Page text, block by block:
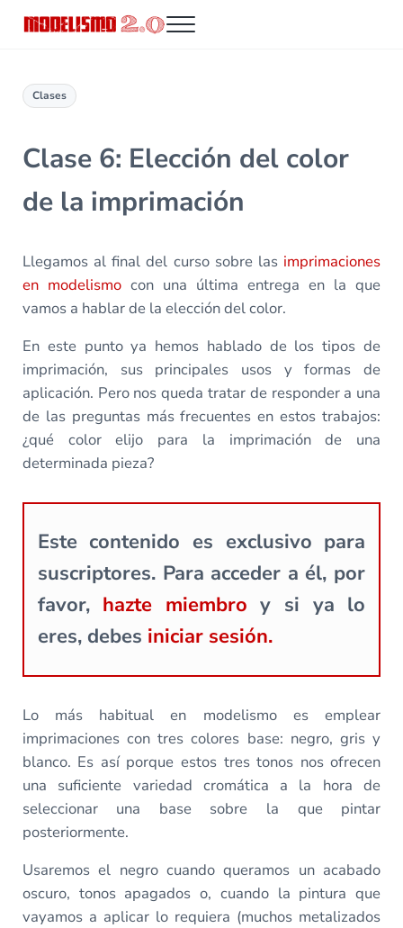
Menu
Clases
Clase 6: Elección del color
de la imprimación
Llegamos al final del curso sobre las imprimaciones
en modelismocon una última entrega en la que
vamos a hablar de la elección del color.
En este punto ya hemos hablado de los tipos de
imprimación, sus principales usos y formas de
aplicación. Pero nos queda tratar de responder a una
de las preguntas más frecuentes en estos trabajos:
¿qué color elijo para la imprimación de una
determinada pieza?
Este contenido es exclusivo para
suscriptores. Para acceder a él, por
favor, hazte miembro y si ya lo
eres, debes iniciar sesión.
Lo más habitual en modelismo es emplear
imprimaciones con tres colores base: negro, gris y
blanco. Es así porque estos tres tonos nos ofrecen
una suficiente variedad cromática a la hora de
seleccionar una base sobre la que pintar
posteriormente.
Usaremos el negro cuando queramos un acabado
oscuro, tonos apagados o, cuando la pintura que
vayamos a aplicar lo requiera (muchos metalizados